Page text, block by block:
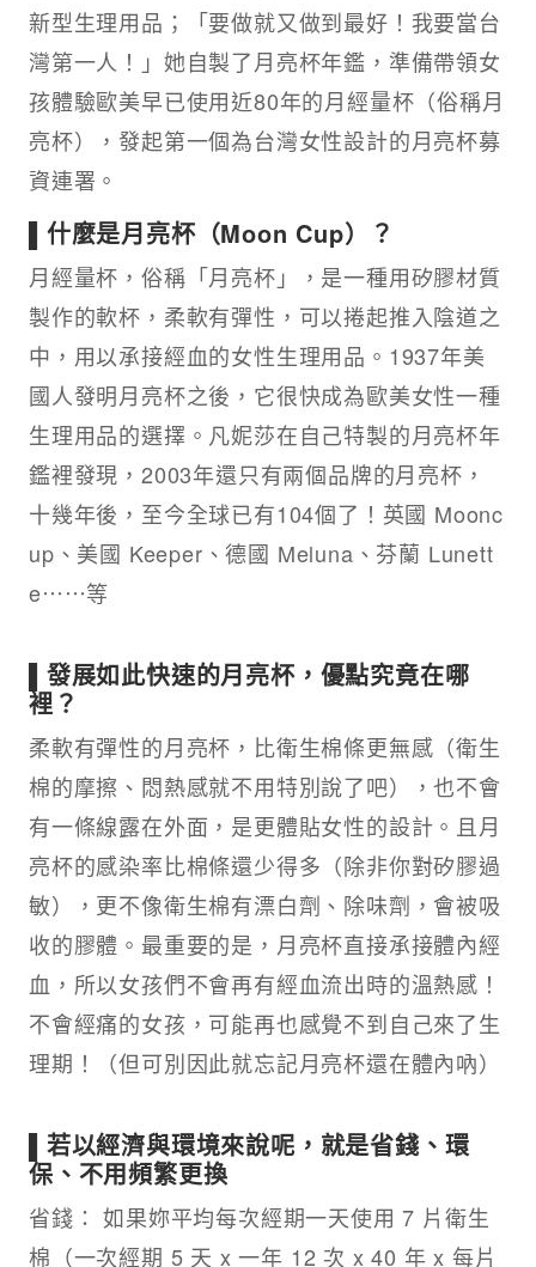
新型生理用品；「要做就又做到最好！我要當台
灣第一人！」她自製了月亮杯年鑑，準備帶領女
孩體驗歐美早已使用近80年的月經量杯（俗稱月
亮杯），發起第一個為台灣女性設計的月亮杯募
資連署。
▌什麼是月亮杯（Moon Cup）？
月經量杯，俗稱「月亮杯」，是一種用矽膠材質
製作的軟杯，柔軟有彈性，可以捲起推入陰道之
中，用以承接經血的女性生理用品。1937年美
國人發明月亮杯之後，它很快成為歐美女性一種
生理用品的選擇。凡妮莎在自己特製的月亮杯年
鑑裡發現，2003年還只有兩個品牌的月亮杯，
十幾年後，至今全球已有104個了！英國 Moonc
up、美國 Keeper、德國 Meluna、芬蘭 Lunett
e⋯⋯等
▌發展如此快速的月亮杯，優點究竟在哪
裡？
柔軟有彈性的月亮杯，比衛生棉條更無感（衛生
棉的摩擦、悶熱感就不用特別說了吧），也不會
有一條線露在外面，是更體貼女性的設計。且月
亮杯的感染率比棉條還少得多（除非你對矽膠過
敏），更不像衛生棉有漂白劑、除味劑，會被吸
收的膠體。最重要的是，月亮杯直接承接體內經
血，所以女孩們不會再有經血流出時的溫熱感！
不會經痛的女孩，可能再也感覺不到自己來了生
理期！（但可別因此就忘記月亮杯還在體內吶）
▌若以經濟與環境來說呢，就是省錢、環
保、不用頻繁更換
省錢： 如果妳平均每次經期一天使用 7 片衛生
棉（一次經期 5 天 x 一年 12 次 x 40 年 x 每片